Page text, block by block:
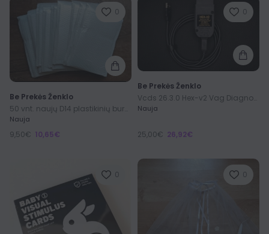
0
Be Prekės Ženklo
Nauja
9,50€ 10,65€
0
Be Prekės Ženklo
Nauja
25,00€ 26,92€
0 0